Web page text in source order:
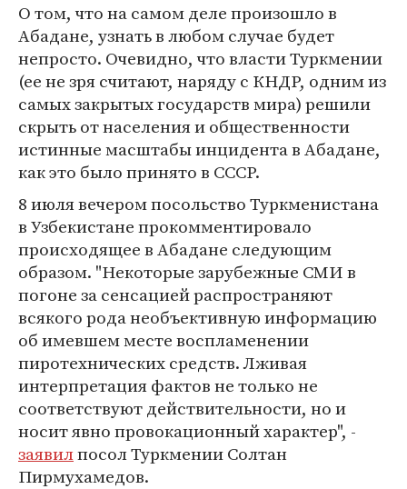
О том, что на самом деле произошло в
Абадане, узнать в любом случае будет
непросто. Очевидно, что власти Туркмении
(ее не зря считают, наряду с КНДР, одним из
самых закрытых государств мира) решили
скрыть от населения и общественности
истинные масштабы инцидента в Абадане,
как это было принято в СССР.
8 июля вечером посольство Туркменистана
в Узбекистане прокомментировало
происходящее в Абадане следующим
образом. "Некоторые зарубежные СМИ в
погоне за сенсацией распространяют
всякого рода необъективную информацию
об имевшем месте воспламенении
пиротехнических средств. Лживая
интерпретация фактов не только не
соответствуют действительности, но и
носит явно провокационный характер", -
заявилпосол Туркмении Солтан
Пирмухамедов.